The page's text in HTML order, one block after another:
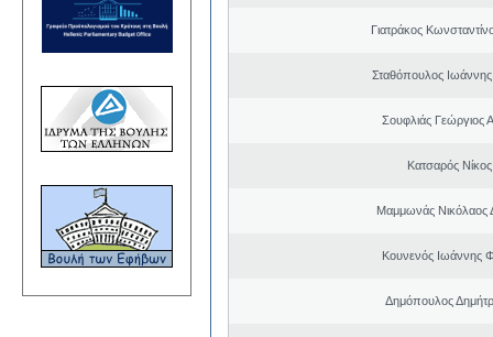
Γιατράκος
Σταθόπουλος
Σουφλιάς Γεώργιος
Κατσαρός
Μαμμωνάς Νικόλαος
Κουνενός Ιωάννης
Δημόπουλος